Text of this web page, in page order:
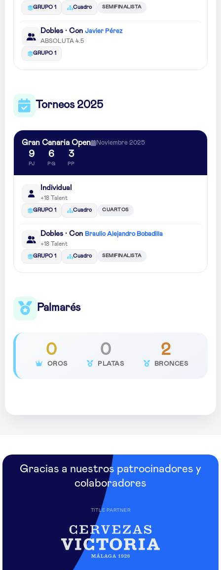
GRUPO 1 Cuadro SEMIFINALISTA
Dobles · Con Javier Pérez
ABSOLUTA 4.5
GRUPO 1
Torneos 2025
Gran Canaria Open Noviembre 2025
9
PJ
6
PG
3
PP
Individual
+18 Talent
GRUPO 1 Cuadro CUARTOS
Dobles · Con Braulio Alejandro Bobadilla
+18 Talent
GRUPO 1 Cuadro SEMIFINALISTA
Palmarés
0
OROS
0
PLATAS
2
BRONCES
Gracias a nuestros patrocinadores y
colaboradores
TITLE PARTNER